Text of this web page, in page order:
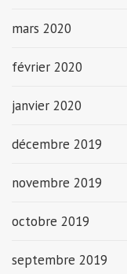
mars 2020
février 2020
janvier 2020
décembre 2019
novembre 2019
octobre 2019
septembre 2019